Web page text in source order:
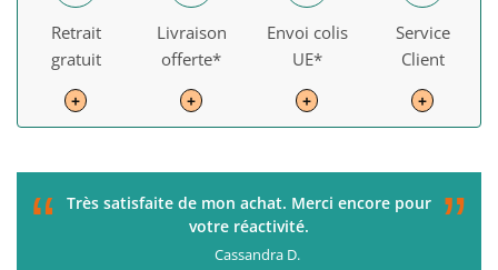
Retrait
gratuit
+
Livraison
offerte*
+
Envoi colis
UE*
+
Service
Client
+
“
Très satisfaite de mon achat. Merci encore pour
votre réactivité.
Cassandra D. ”